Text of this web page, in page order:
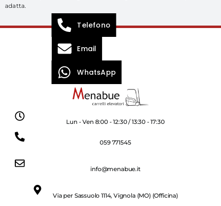
adatta.
Lun - Ven 8:00 - 12:30 / 13:30 - 17:30
059 771545
info@menabue.it
Via per Sassuolo 1114, Vignola (MO) (Officina)
Telefono
Email
WhatsApp